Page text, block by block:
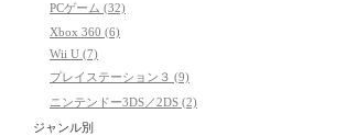
PCゲーム (32)
Xbox 360 (6)
Wii U (7)
プレイステーション３ (9)
ニンテンドー3DS／2DS (2)
ジャンル別